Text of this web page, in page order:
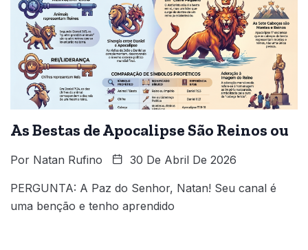
As Bestas de Apocalipse São Reinos ou
Por Natan Rufino 30 De Abril De 2026
PERGUNTA: A Paz do Senhor, Natan! Seu canal é
uma benção e tenho aprendido